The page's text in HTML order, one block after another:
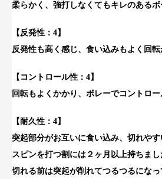
柔らかく、強打しなくてもキレのあるボ
【反発性：4】
反発性も高く感じ、食い込みもよく回転
【コントロール性：4】
回転もよくかかり、ボレーでコントロー
【耐久性：4】
突起部分がお互いに食い込み、切れや
スピンを打つ割には２ヶ月以上持ちまし
切れる前は突起が削れてつるつるになっ